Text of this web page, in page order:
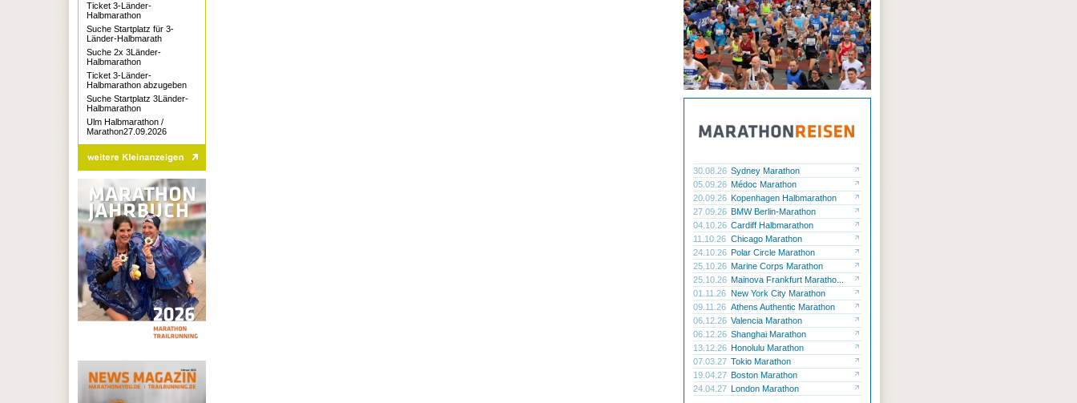
30.08.26 Sydney Marathon
05.09.26 Médoc Marathon
20.09.26 Kopenhagen Halbmarathon
27.09.26 BMW Berlin-Marathon
04.10.26 Cardiff Halbmarathon
11.10.26 Chicago Marathon
24.10.26 Polar Circle Marathon
25.10.26 Marine Corps Marathon
25.10.26 Mainova Frankfurt Maratho...
01.11.26 New York City Marathon
09.11.26 Athens Authentic Marathon
06.12.26 Valencia Marathon
06.12.26 Shanghai Marathon
13.12.26 Honolulu Marathon
07.03.27 Tokio Marathon
19.04.27 Boston Marathon
24.04.27 London Marathon
Ticket 3-Länder-
Halbmarathon
Suche Startplatz für 3-
Länder-Halbmarath
Suche 2x 3Länder-
Halbmarathon
Ticket 3-Länder-
Halbmarathon abzugeben
Suche Startplatz 3Länder-
Halbmarathon
Ulm Halbmarathon /
Marathon27.09.2026